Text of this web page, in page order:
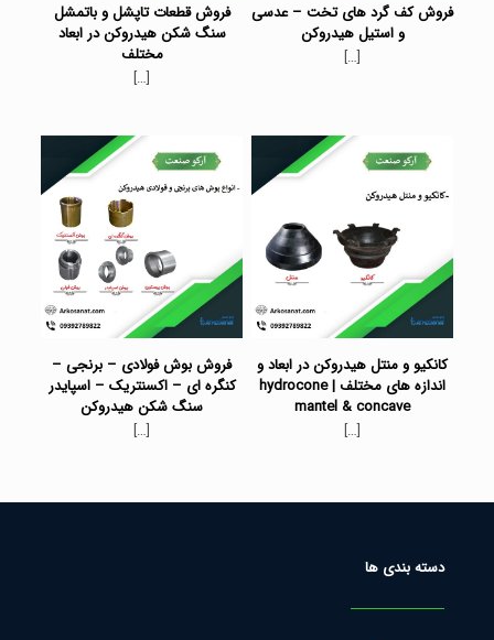
فروش کف گرد های تخت – عدسی
و استیل هیدروکن
[…]
فروش قطعات تاپشل و باتمشل
سنگ شکن هیدروکن در ابعاد
مختلف
[…]
کانکیو و منتل هیدروکن در ابعاد و
اندازه های مختلف | hydrocone
mantel & concave
[…]
فروش بوش فولادی – برنجی –
کنگره ای – اکسنتریک – اسپایدر
سنگ شکن هیدروکن
[…]
دسته بندی ها